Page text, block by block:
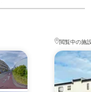
閲覧中の施